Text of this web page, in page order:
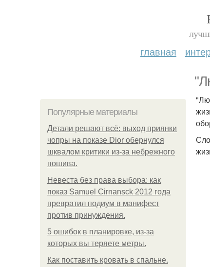
главная
Популярные материалы
Детали решают всё: выход приянки
чопры на показе Dior обернулся
шквалом критики из-за небрежного
пошива.
Невеста без права выбора: как
показ Samuel Cirnansck 2012 года
превратил подиум в манифест
против принуждения.
5 ошибок в планировке, из-за
которых вы теряете метры.
Как поставить кровать в спальне.